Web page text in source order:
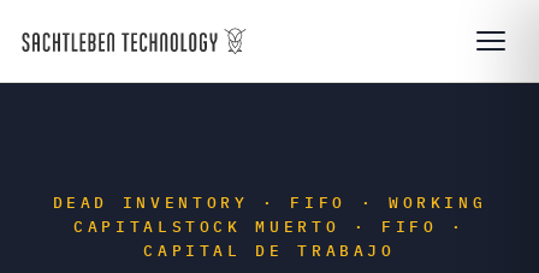
DEAD INVENTORY · FIFO · WORKING
CAPITAL STOCK MUERTO · FIFO ·
CAPITAL DE TRABAJO